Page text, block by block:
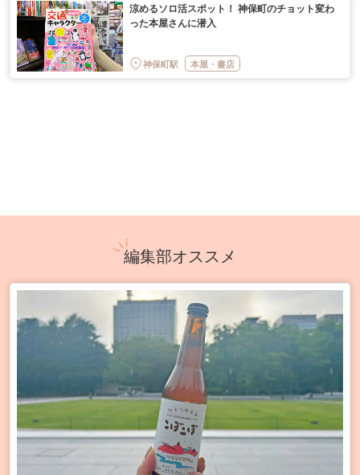
涼めるソロ活スポット！ 神保町のチョット変わ
った本屋さんに潜入
神保町駅 本屋・書店
編集部オススメ